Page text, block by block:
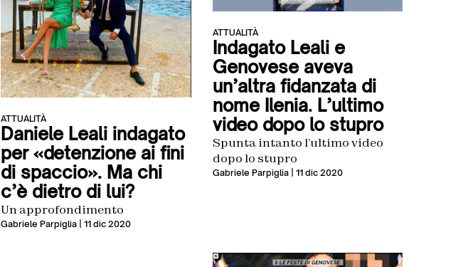
ATTUALITÀ
Daniele Leali indagato
per «detenzione ai fini
di spaccio». Ma chi
c’è dietro di lui?
Un approfondimento
Gabriele Parpiglia | 11 dic 2020
ATTUALITÀ
Indagato Leali e
Genovese aveva
un’altra fidanzata di
nome Ilenia. L’ultimo
video dopo lo stupro
Spunta intanto l’ultimo video
dopo lo stupro
Gabriele Parpiglia| 11 dic 2020